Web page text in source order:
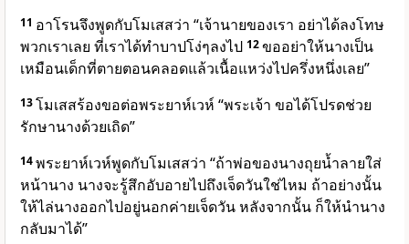
11 อาโรนจึงพูดกับโมเสสว่า “เจ้านายของเรา อย่าได้ลงโทษ
พวกเราเลย ที่เราได้ทำบาปโง่ๆลงไป 12ขออย่าให้นางเป็น
เหมือนเด็กที่ตายตอนคลอดแล้วเนื้อแหว่งไปครึ่งหนึ่งเลย”
13โมเสสร้องขอต่อพระยาห์เวห์ “พระเจ้า ขอได้โปรดช่วย
รักษานางด้วยเถิด”
14พระยาห์เวห์พูดกับโมเสสว่า “ถ้าพ่อของนางถุยน้ำลายใส่
หน้านาง นางจะรู้สึกอับอายไปถึงเจ็ดวันใช่ไหม ถ้าอย่างนั้น
ให้ไล่นางออกไปอยู่นอกค่ายเจ็ดวัน หลังจากนั้น ก็ให้นำนาง
กลับมาได้”